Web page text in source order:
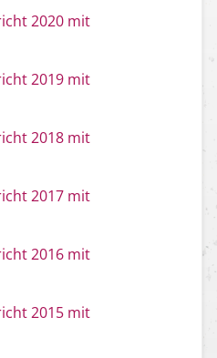
2020 mit
2019 mit
2018 mit
2017 mit
2016 mit
2015 mit